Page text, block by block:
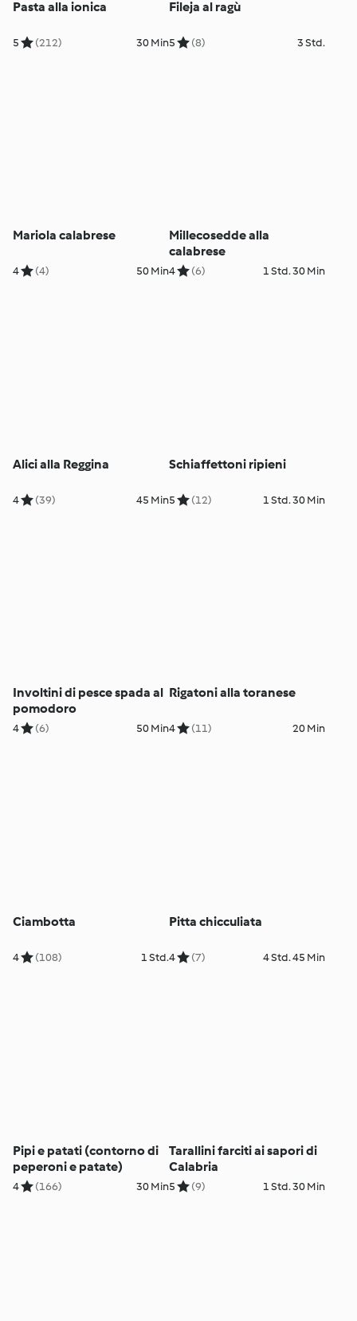
Pasta alla ionica
5 (212) 30 Min
Fileja al ragù
5 (8) 3 Std.
Mariola calabrese
4 (4) 50 Min
Millecosedde alla
calabrese
4 (6) 1 Std. 30 Min
Alici alla Reggina
4 (39) 45 Min
Schiaffettoni ripieni
5 (12) 1 Std. 30 Min
Involtini di pesce spada al
pomodoro
4 (6) 50 Min
Rigatoni alla toranese
4 (11) 20 Min
Ciambotta
4 (108) 1 Std.
Pitta chicculiata
4 (7) 4 Std. 45 Min
Pipi e patati (contorno di
peperoni e patate)
4 (166) 30 Min
Tarallini farciti ai sapori di
Calabria
5 (9) 1 Std. 30 Min